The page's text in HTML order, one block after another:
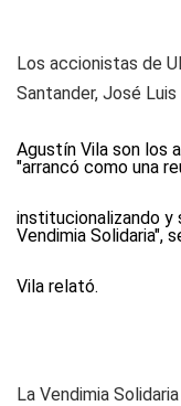
Los ac­cio­nis­tas de
San­tan­der, Jo­sé
Agustín Vila son los
"arrancó como una
institucionalizando y
Vendimia Solidaria",
Vila relató.
La Vendimia